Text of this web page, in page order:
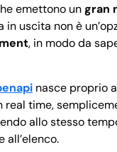
emettono ungran
uscita non è
, in modo da
nasce proprio
real time,
allo stesso
all’elenco.